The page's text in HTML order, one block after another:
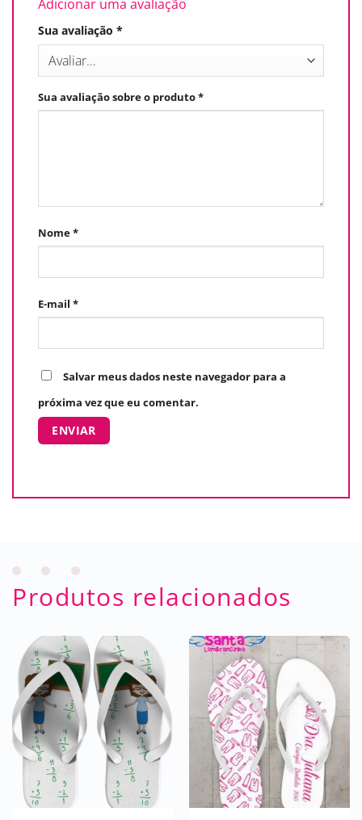
Adicionar uma avaliação
Sua avaliação *
Sua avaliação sobre o produto*
Nome*
E-mail *
Salvar meus dados neste navegador para a
próxima vez que eu comentar.
Produtos relacionados